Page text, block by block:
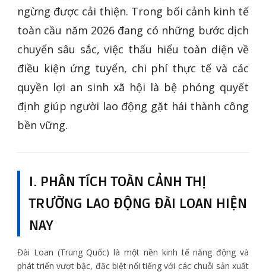
ngừng được cải thiện. Trong bối cảnh kinh tế
toàn cầu năm 2026 đang có những bước dịch
chuyển sâu sắc, việc thấu hiểu toàn diện về
điều kiện ứng tuyển, chi phí thực tế và các
quyền lợi an sinh xã hội là bệ phóng quyết
định giúp người lao động gặt hái thành công
bền vững.
I. PHÂN TÍCH TOÀN CẢNH THỊ
TRƯỜNG LAO ĐỘNG ĐÀI LOAN HIỆN
NAY
Đài Loan (Trung Quốc) là một nền kinh tế năng động và
phát triển vượt bậc, đặc biệt nổi tiếng với các chuỗi sản xuất